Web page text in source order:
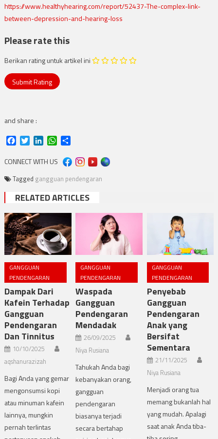
https://www.healthyhearing.com/report/52437-The-complex-link-
between-depression-and-hearing-loss
Please rate this
Berikan rating untuk artikel ini
and share :
Facebook
TwitterLinkedInWhatsApp
Share
CONNECT WITH US
Tagged gangguan pendengaran
RELATED ARTICLES
GANGGUAN
PENDENGARAN
Dampak Dari
Kafein Terhadap
Gangguan
Pendengaran
Dan Tinnitus
10/10/2025
aqshanurazizah
Bagi Anda yang gemar
mengonsumsi kopi
atau minuman kafein
lainnya, mungkin
pernah terlintas
GANGGUAN
PENDENGARAN
Waspada
Gangguan
Pendengaran
Mendadak
26/09/2025
Niya Rusiana
Tahukah Anda bagi
kebanyakan orang,
gangguan
pendengaran
biasanya terjadi
secara bertahap
GANGGUAN
PENDENGARAN
Penyebab
Gangguan
Pendengaran
Anak yang
Bersifat
Sementara
21/11/2025
Niya Rusiana
Menjadi orang tua
memang bukanlah hal
yang mudah. Apalagi
saat anak Anda tiba-